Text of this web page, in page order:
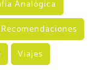
Analógica
Recomendaciones
Viajes